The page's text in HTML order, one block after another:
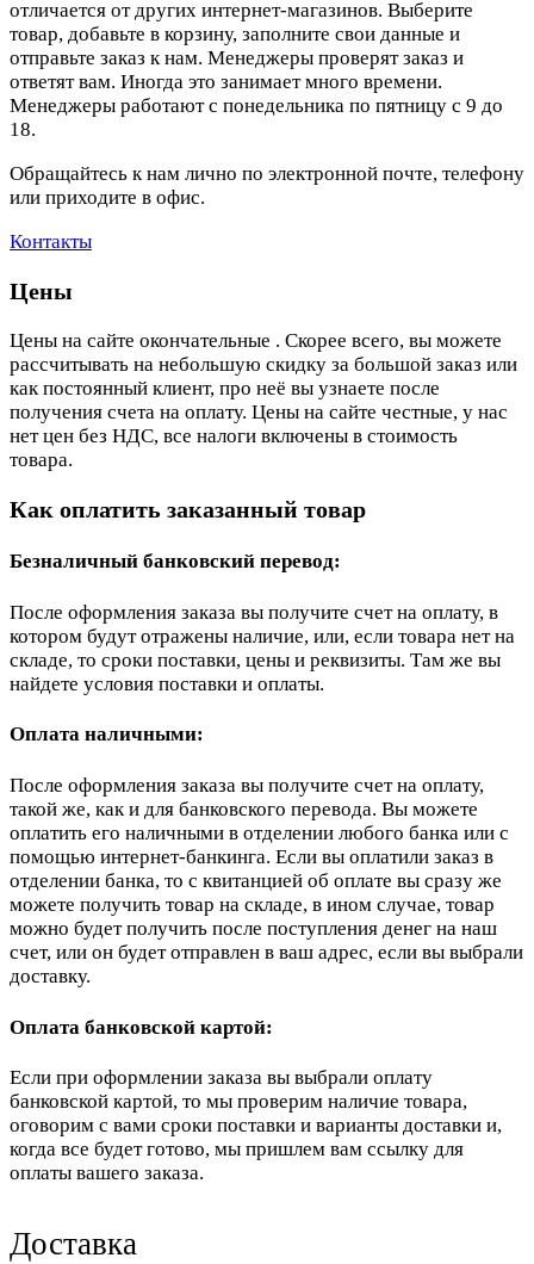
отличается от других интернет-магазинов. Выберите
товар, добавьте в корзину, заполните свои данные и
отправьте заказ к нам. Менеджеры проверят заказ и
ответят вам. Иногда это занимает много времени.
Менеджеры работают с понедельника по пятницу с 9 до
18.
Обращайтесь к нам лично по электронной почте, телефону
или приходите в офис.
Контакты
Цены
Цены на сайте окончательные . Скорее всего, вы можете
рассчитывать на небольшую скидку за большой заказ или
как постоянный клиент, про неё вы узнаете после
получения счета на оплату. Цены на сайте честные, у нас
нет цен без НДС, все налоги включены в стоимость
товара.
Как оплатить заказанный товар
Безналичный банковский перевод:
После оформления заказа вы получите счет на оплату, в
котором будут отражены наличие, или, если товара нет на
складе, то сроки поставки, цены и реквизиты. Там же вы
найдете условия поставки и оплаты.
Оплата наличными:
После оформления заказа вы получите счет на оплату,
такой же, как и для банковского перевода. Вы можете
оплатить его наличными в отделении любого банка или с
помощью интернет-банкинга. Если вы оплатили заказ в
отделении банка, то с квитанцией об оплате вы сразу же
можете получить товар на складе, в ином случае, товар
можно будет получить после поступления денег на наш
счет, или он будет отправлен в ваш адрес, если вы выбрали
доставку.
Оплата банковской картой:
Если при оформлении заказа вы выбрали оплату
банковской картой, то мы проверим наличие товара,
оговорим с вами сроки поставки и варианты доставки и,
когда все будет готово, мы пришлем вам ссылку для
оплаты вашего заказа.
Доставка